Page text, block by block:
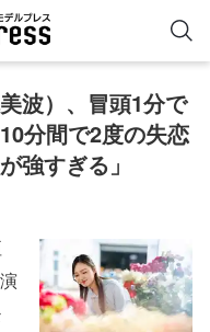
波）、冒頭1分で
分間で2度の失恋
強すぎる」